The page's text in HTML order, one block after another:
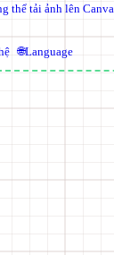
thể tải ảnh lên Canva
🌐Language